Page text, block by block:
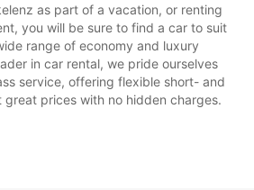
as part of a vacation, or renting
you will be sure to find a car to suit
range of economy and luxury
in car rental, we pride ourselves
service, offering flexible short- and
great prices with no hidden charges.